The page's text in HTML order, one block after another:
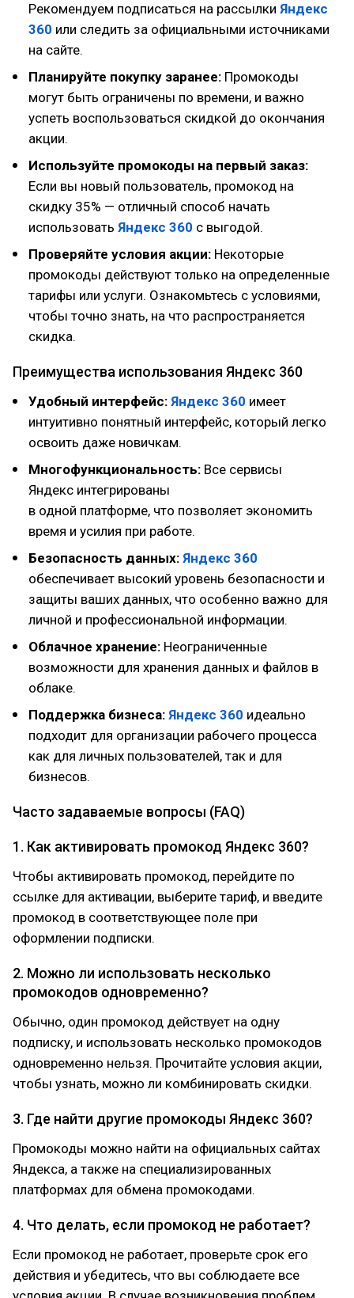
Рекомендуем подписаться на рассылки Яндекс
360 или следить за официальными источниками
на сайте.
Планируйте покупку заранее: Промокоды
могут быть ограничены по времени, и важно
успеть воспользоваться скидкой до окончания
акции.
Используйте промокоды на первый заказ:
Если вы новый пользователь, промокод на
скидку 35% — отличный способ начать
использовать Яндекс 360 с выгодой.
Проверяйте условия акции: Некоторые
промокоды действуют только на определенные
тарифы или услуги. Ознакомьтесь с условиями,
чтобы точно знать, на что распространяется
скидка.
Преимущества использования Яндекс 360
Удобный интерфейс: Яндекс 360 имеет
интуитивно понятный интерфейс, который легко
освоить даже новичкам.
Многофункциональность: Все сервисы
Яндекс интегрированы
в одной платформе, что позволяет экономить
время и усилия при работе.
Безопасность данных: Яндекс 360
обеспечивает высокий уровень безопасности и
защиты ваших данных, что особенно важно для
личной и профессиональной информации.
Облачное хранение: Неограниченные
возможности для хранения данных и файлов в
облаке.
Поддержка бизнеса: Яндекс 360 идеально
подходит для организации рабочего процесса
как для личных пользователей, так и для
бизнесов.
Часто задаваемые вопросы (FAQ)
1. Как активировать промокод Яндекс 360?
Чтобы активировать промокод, перейдите по
ссылке для активации, выберите тариф, и введите
промокод в соответствующее поле при
оформлении подписки.
2. Можно ли использовать несколько
промокодов одновременно?
Обычно, один промокод действует на одну
подписку, и использовать несколько промокодов
одновременно нельзя. Прочитайте условия акции,
чтобы узнать, можно ли комбинировать скидки.
3. Где найти другие промокоды Яндекс 360?
Промокоды можно найти на официальных сайтах
Яндекса, а также на специализированных
платформах для обмена промокодами.
4. Что делать, если промокод не работает?
Если промокод не работает, проверьте срок его
действия и убедитесь, что вы соблюдаете все